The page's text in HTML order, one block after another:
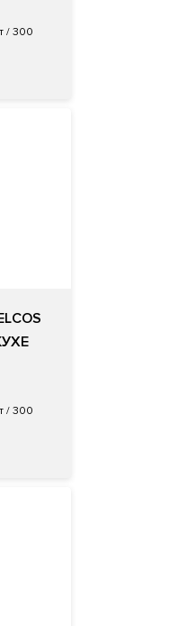
/ 300
/ 300